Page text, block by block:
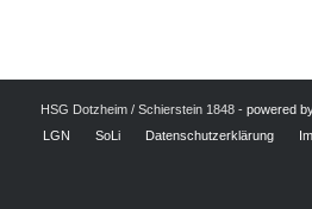
HSG Dotzheim / Schierstein 1848 - powered
LGN
SoLi Datenschutzerklärung